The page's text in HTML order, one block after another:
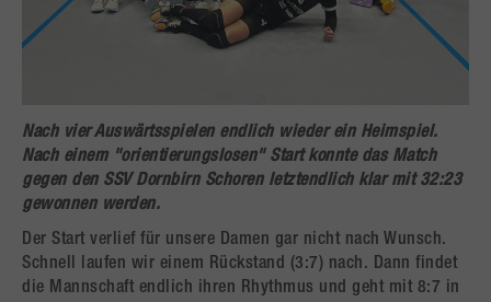
Nach vier Auswärtsspielen endlich wieder ein Heimspiel.
Nach einem "orientierungslosen" Start konnte das Match
gegen den SSV Dornbirn Schoren letztendlich klar mit 32:23
gewonnen werden.
Der Start verlief für unsere Damen gar nicht nach Wunsch.
Schnell laufen wir einem Rückstand (3:7) nach. Dann findet
die Mannschaft endlich ihren Rhythmus und geht mit 8:7 in